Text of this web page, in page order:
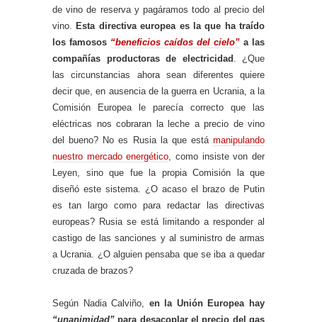
de vino de reserva y pagáramos todo al precio del
vino. Esta directiva europea es la que ha traído
los famosos “beneficios caídos del cielo” a las
compañías productoras de electricidad . ¿Que
las circunstancias ahora sean diferentes quiere
decir que, en ausencia de la guerra en Ucrania, a la
Comisión Europea le parecía correcto que las
eléctricas nos cobraran la leche a precio de vino
del bueno? No es Rusia la que está manipulando
nuestro mercado energético, como insiste von der
Leyen, sino que fue la propia Comisión la que
diseñó este sistema. ¿O acaso el brazo de Putin
es tan largo como para redactar las directivas
europeas? Rusia se está limitando a responder al
castigo de las sanciones y al suministro de armas
a Ucrania. ¿O alguien pensaba que se iba a quedar
cruzada de brazos?
Según Nadia Calviño, en la Unión Europea hay
“unanimidad” para desacoplar el precio del gas